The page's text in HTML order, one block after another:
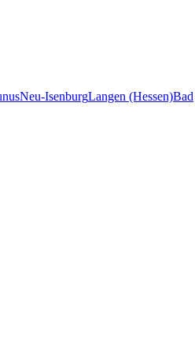
Neu-IsenburgLangen (Hessen)Bad